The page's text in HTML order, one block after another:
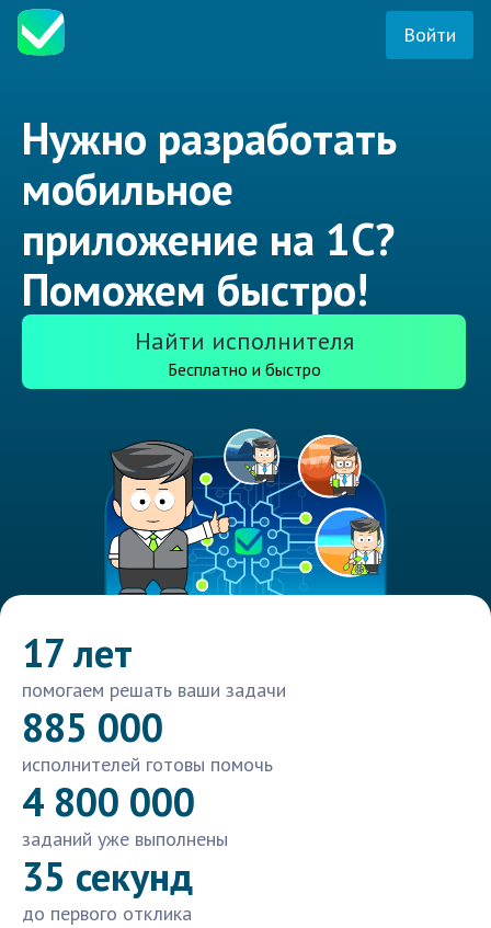
Войти
Нужно разработать
мобильное
приложение на 1С?
Поможем быстро!
Найти исполнителя
Бесплатно и быстро
17 лет
помогаем решать ваши задачи
885 000
исполнителей готовы помочь
4 800 000
заданий уже выполнены
35 секунд
до первого отклика